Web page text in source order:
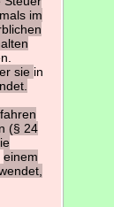
im
sie in
(§ 24
einem